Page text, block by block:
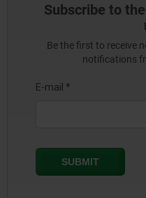
Subscribe to
Be the first to receive
notifications